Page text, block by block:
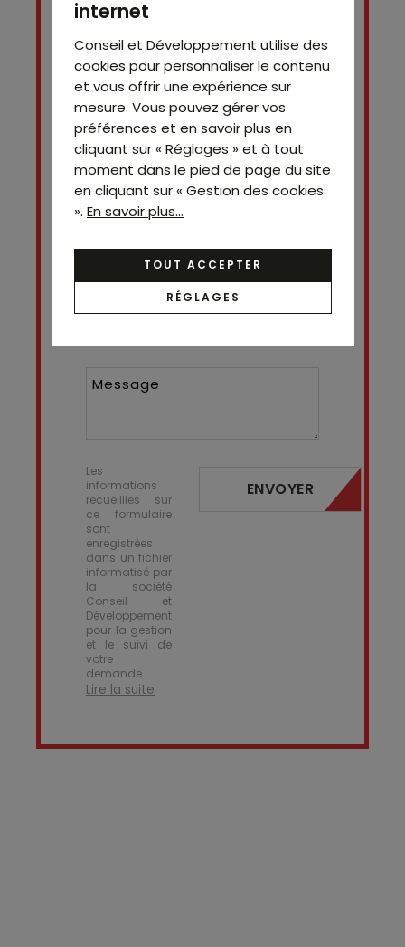
Contact
Chandrakumar
Charly
Nom* Prénom Téléphone ¹* Email*
Message
Les
informations
recueillies sur
ce formulaire
sont
enregistrées
dans un fichier
informatisé par
la société
Conseil et
Développement
pour la gestion
et le suivi de
votre
demande.
Lire la suite
ENVOYER
internet
Conseil et Développement utilise des
cookies pour personnaliser le contenu
et vous offrir une expérience sur
mesure. Vous pouvez gérer vos
préférences et en savoir plus en
cliquant sur « Réglages » et à tout
moment dans le pied de page du site
en cliquant sur « Gestion des cookies
». En savoir plus...
TOUT ACCEPTER
RÉGLAGES